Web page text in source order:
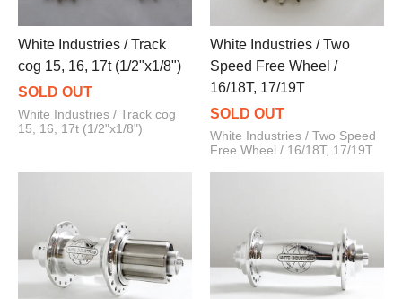
White Industries / Track
cog 15, 16, 17t (1/2"x1/8")
SOLD OUT
White Industries / Track cog
15, 16, 17t (1/2"x1/8")
White Industries / Two
Speed Free Wheel /
16/18T, 17/19T
SOLD OUT
White Industries / Two Speed
Free Wheel / 16/18T, 17/19T